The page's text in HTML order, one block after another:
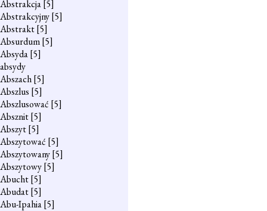
Abstrakcja[5]
Abstrakcyjny[5]
Abstrakt[5]
Absurdum[5]
Absyda[5]
absydy
Abszach[5]
Abszlus [5]
Abszlusować [5]
Absznit[5]
Abszyt[5]
Abszytować [5]
Abszytowany[5]
Abszytowy[5]
Abucht[5]
Abudat[5]
Abu-Ipahia[5]